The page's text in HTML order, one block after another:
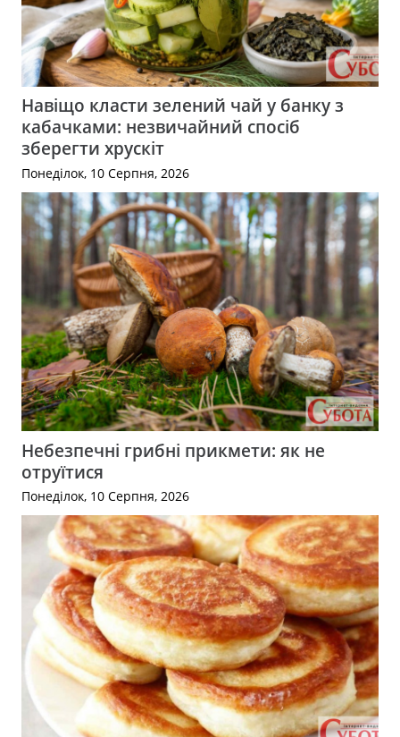
Навіщо класти зелений чай у банку з
кабачками: незвичайний спосіб
зберегти хрускіт
Понеділок, 10 Серпня, 2026
Небезпечні грибні прикмети: як не
отруїтися
Понеділок, 10 Серпня, 2026